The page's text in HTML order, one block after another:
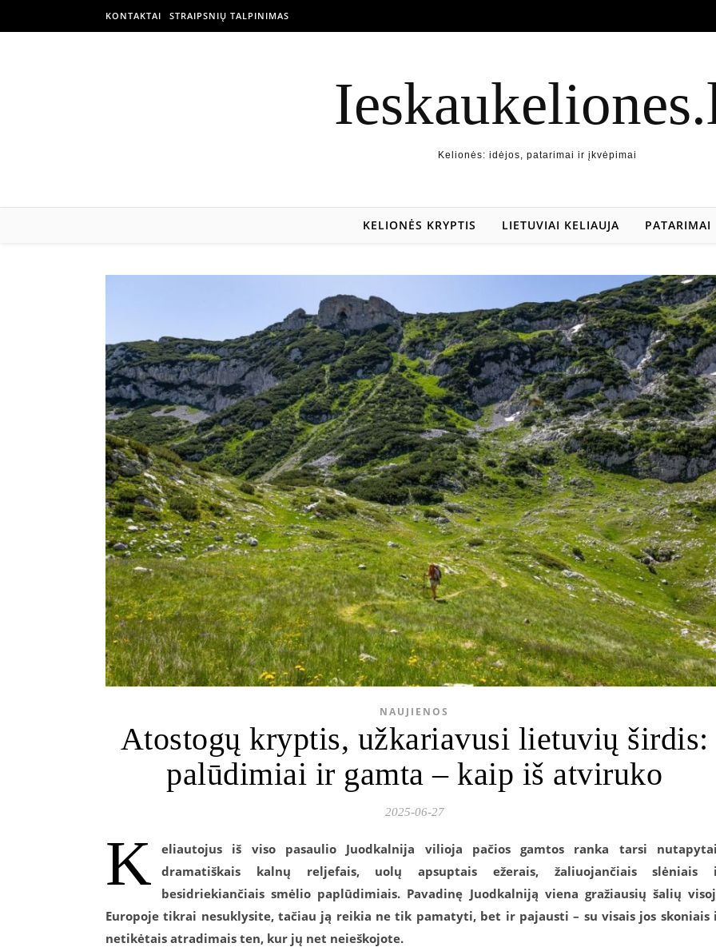
KONTAKTAI STRAIPSNIŲ TALPINIMAS
Kelionės: idėjos, patarimai ir įkvėpimai
KELIONĖS KRYPTIS LIETUVIAI KELIAUJA PATARIMAI
NAUJIENOS
Atostogų kryptis, užkariavusi lietuvių širdis:
palūdimiai ir gamta – kaip iš atviruko
2025-06-27
K
eliautojus iš viso pasaulio Juodkalnija vilioja pačios gamtos ranka tarsi
dramatiškais kalnų reljefais, uolų apsuptais ežerais, žaliuojančiais slėniais
besidriekiančiais smėlio paplūdimiais. Pavadinę Juodkalniją viena gražiausių šalių
Europoje tikrai nesuklysite, tačiau ją reikia ne tik pamatyti, bet ir pajausti – su visais jos skoniais
netikėtais atradimais ten, kur jų net neieškojote.